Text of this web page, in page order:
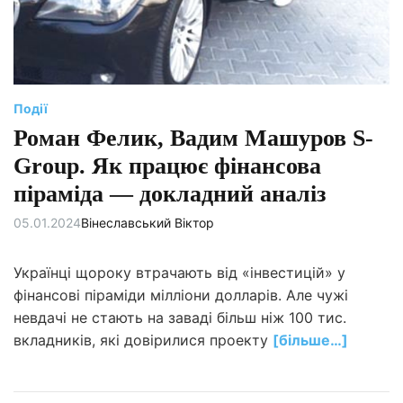
Події
Роман Фелик, Вадим Машуров S-
Group. Як працює фінансова
піраміда — докладний аналіз
05.01.2024Вінеславський Віктор
Українці щороку втрачають від «інвестицій» у
фінансові піраміди мілліони долларів. Але чужі
невдачі не стають на заваді більш ніж 100 тис.
вкладників, які довірилися проекту [більше…]